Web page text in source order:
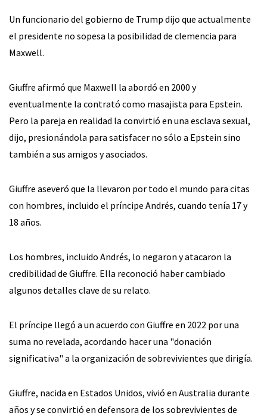
Un funcionario del gobierno de Trump dijo que actualmente
el presidente no sopesa la posibilidad de clemencia para
Maxwell.
Giuffre afirmó que Maxwell la abordó en 2000 y
eventualmente la contrató como masajista para Epstein.
Pero la pareja en realidad la convirtió en una esclava sexual,
dijo, presionándola para satisfacer no sólo a Epstein sino
también a sus amigos y asociados.
Giuffre aseveró que la llevaron por todo el mundo para citas
con hombres, incluido el príncipe Andrés, cuando tenía 17 y
18 años.
Los hombres, incluido Andrés, lo negaron y atacaron la
credibilidad de Giuffre. Ella reconoció haber cambiado
algunos detalles clave de su relato.
El príncipe llegó a un acuerdo con Giuffre en 2022 por una
suma no revelada, acordando hacer una "donación
significativa" a la organización de sobrevivientes que dirigía.
Giuffre, nacida en Estados Unidos, vivió en Australia durante
años y se convirtió en defensora de los sobrevivientes de